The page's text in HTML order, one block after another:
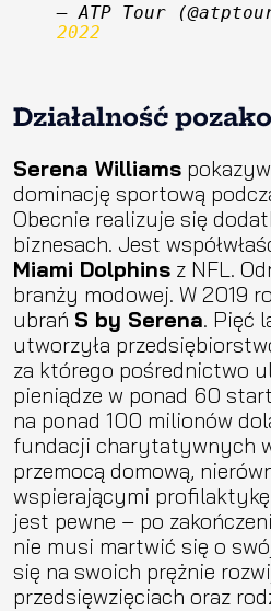
— ATP Tour
2022
Działalność
Serena Williams
dominację sportową
Obecnie realizuje się
biznesach. Jest
Miami Dolphins z NFL.
branży modowej. W 2019
ubrań S by Serena. Pięć
utworzyła
za którego pośrednictwo
pieniądze w ponad 60
na ponad 100 milionów
fundacji charytatywnych
przemocą domową,
wspierającymi
jest pewne – po
nie musi martwić się o
się na swoich prężnie
przedsięwzięciach oraz